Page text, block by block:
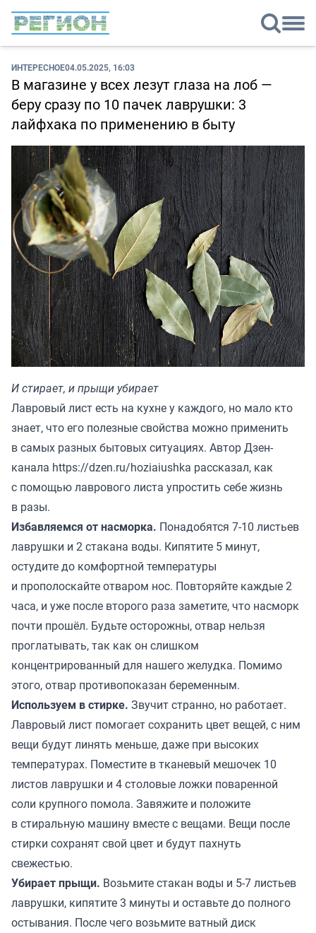
ИНТЕРЕСНОЕ04.05.2025, 16:03
В магазине у всех лезут глаза на лоб —
беру сразу по 10 пачек лаврушки: 3
лайфхака по применению в быту
И стирает, и прыщи убирает
Лавровый лист есть на кухне у каждого, но мало кто
знает, что его полезные свойства можно применить
в самых разных бытовых ситуациях. Автор Дзен-
канала https://dzen.ru/hoziaiushka рассказал, как
с помощью лаврового листа упростить себе жизнь
в разы.
Избавляемся от насморка. Понадобятся 7-10 листьев
лаврушки и 2 стакана воды. Кипятите 5 минут,
остудите до комфортной температуры
и прополоскайте отваром нос. Повторяйте каждые 2
часа, и уже после второго раза заметите, что насморк
почти прошёл. Будьте осторожны, отвар нельзя
проглатывать, так как он слишком
концентрированный для нашего желудка. Помимо
этого, отвар противопоказан беременным.
Используем в стирке. Звучит странно, но работает.
Лавровый лист помогает сохранить цвет вещей, с ним
вещи будут линять меньше, даже при высоких
температурах. Поместите в тканевый мешочек 10
листов лаврушки и 4 столовые ложки поваренной
соли крупного помола. Завяжите и положите
в стиральную машину вместе с вещами. Вещи после
стирки сохранят свой цвет и будут пахнуть
свежестью.
Убирает прыщи. Возьмите стакан воды и 5-7 листьев
лаврушки, кипятите 3 минуты и оставьте до полного
остывания. После чего возьмите ватный диск